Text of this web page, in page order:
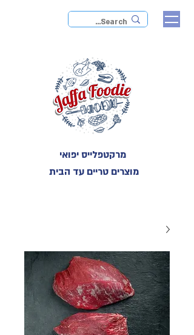
מוצרים טריים עד הבית